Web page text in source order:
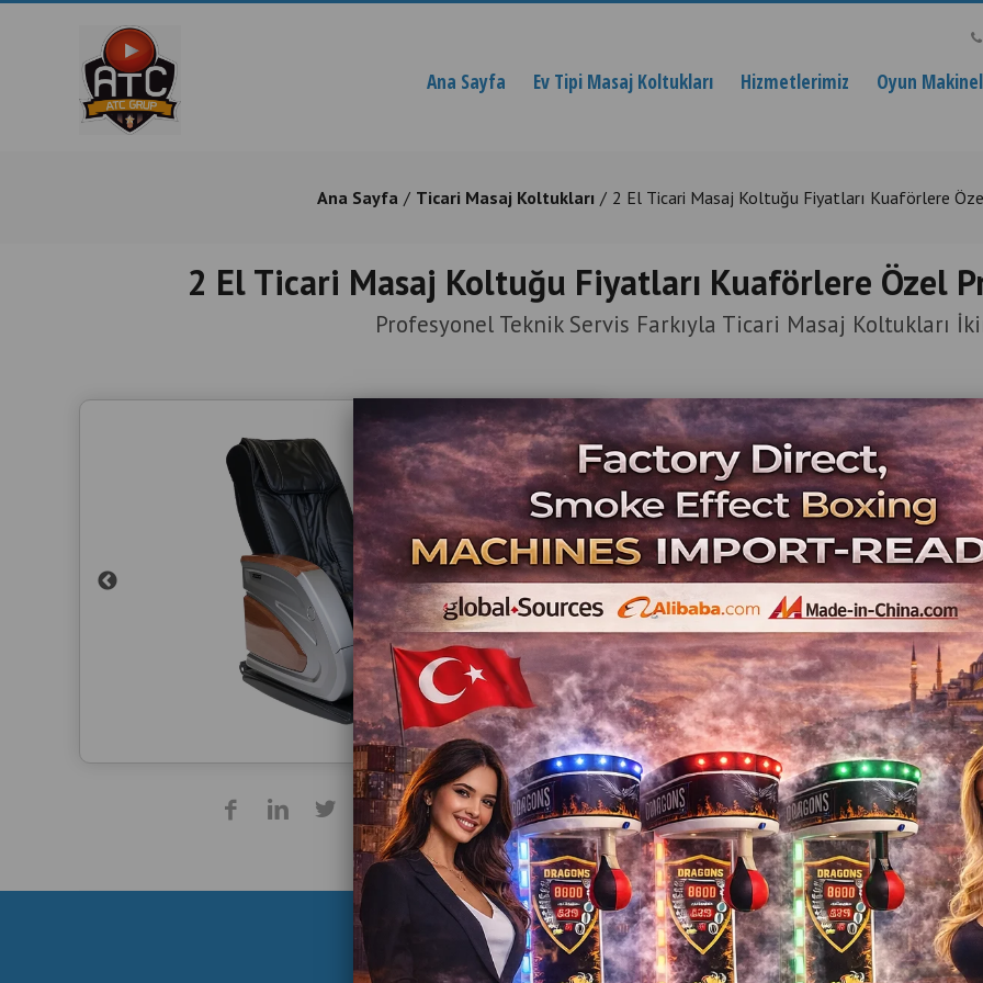
Ana Sayfa Ev Tipi Masaj Koltukları Hizmetlerimiz Oyun
Ana Sayfa Ticari Masaj Koltukları 2 El Ticari Masaj Koltuğu Fiyatları Kuaförlere
2 El Ticari Masaj Koltuğu Fiyatları Kuaförlere Özel
Profesyonel Teknik Servis Farkıyla Ticari Masaj Koltukları
Ürün Açıklaması
2 El Ticari
Kuaförlere Özel
İstanbul’daki
💺 ikinci el
💺 paralı
💺
✔
✔
✔ Spa &
✔ AVM
için
İlgili Ürünler